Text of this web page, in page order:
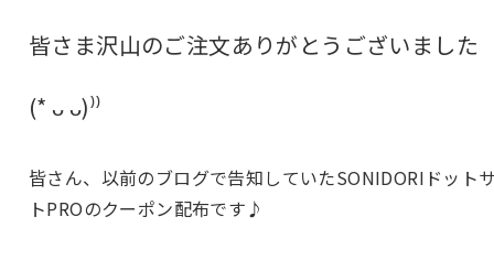
皆さま沢山のご注文ありがとうございました
(* ᴗ ᴗ)⁾⁾
皆さん、以前のブログで告知していたSONIDORIドット
トPROのクーポン配布です♪